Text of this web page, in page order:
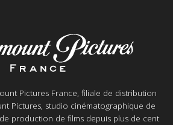
Pictures France, filiale de distribution
Pictures, studio cinématographique de
production de films depuis plus de cent